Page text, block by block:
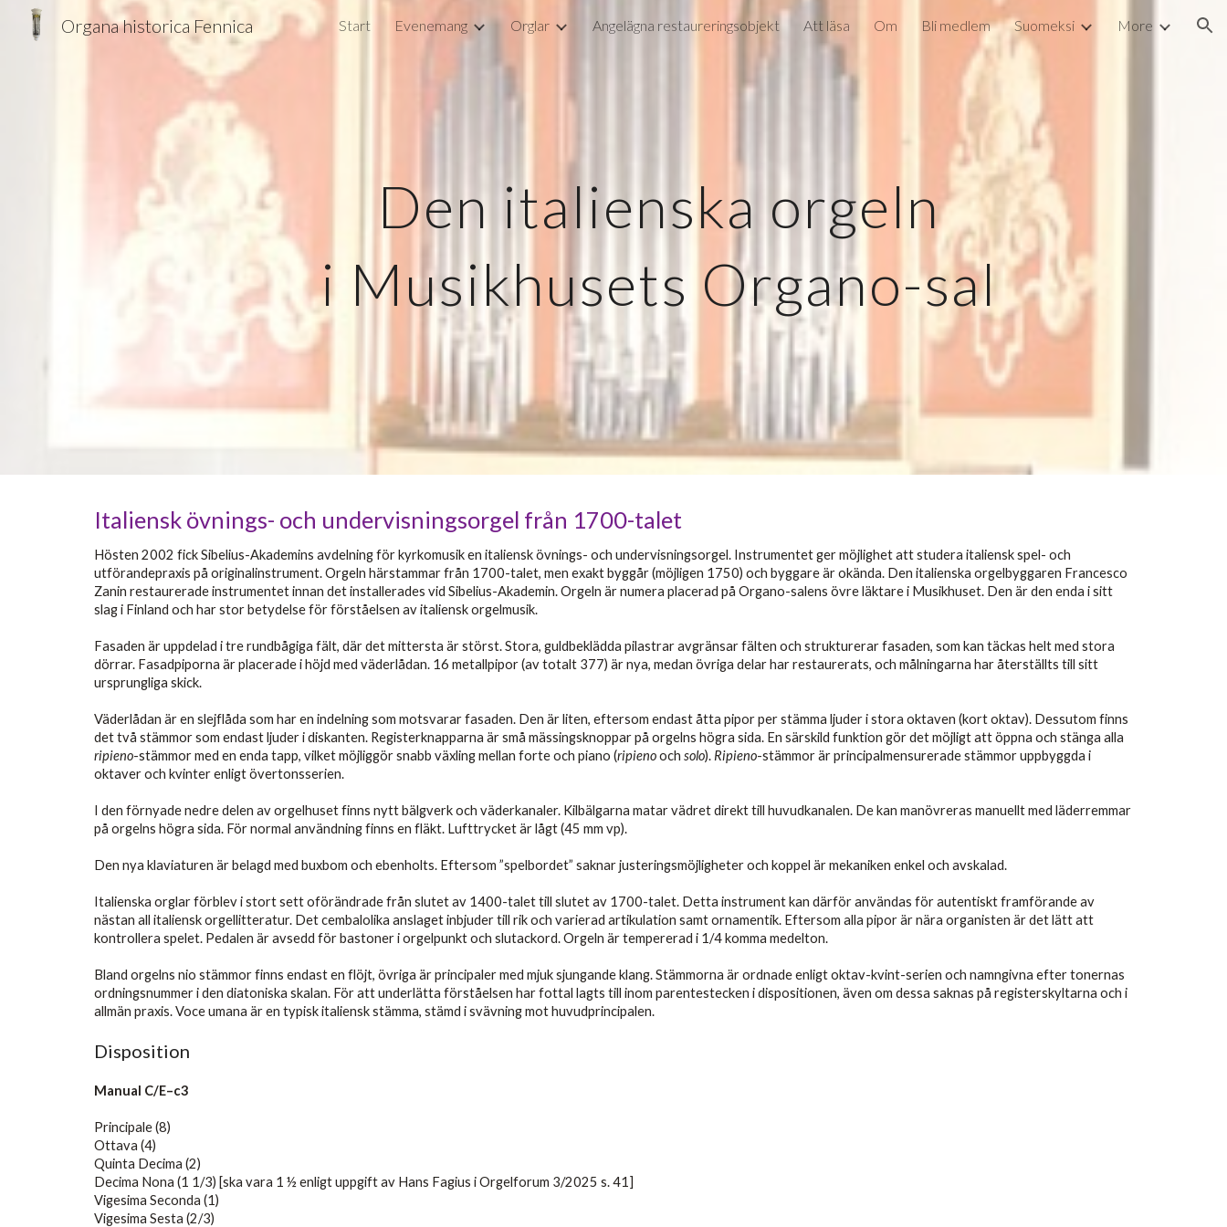
Skip to main content Skip to navigation
Organa historica Fennica Start Evenemang Orglar Angelägna restaureringsobjekt Att läsa Om Bli medlem Suomeksi More
Den italienska orgeln
i Musikhusets Organo-sal
Italiensk övnings- och undervisningsorgel från 1700-talet
Hösten 2002 fick Sibelius-Akademins avdelning för kyrkomusik en italiensk övnings- och undervisningsorgel. Instrumentet ger möjlighet att studera italiensk spel- och
utförandepraxis på originalinstrument. Orgeln härstammar från 1700-talet, men exakt byggår (möjligen 1750) och byggare är okända. Den italienska orgelbyggaren Francesco
Zanin restaurerade instrumentet innan det installerades vid Sibelius-Akademin. Orgeln är numera placerad på Organo-salens övre läktare i Musikhuset. Den är den enda i sitt
slag i Finland och har stor betydelse för förståelsen av italiensk orgelmusik.
Fasaden är uppdelad i tre rundbågiga fält, där det mittersta är störst. Stora, guldbeklädda pilastrar avgränsar fälten och strukturerar fasaden, som kan täckas helt med stora
dörrar. Fasadpiporna är placerade i höjd med väderlådan. 16 metallpipor (av totalt 377) är nya, medan övriga delar har restaurerats, och målningarna har återställts till sitt
ursprungliga skick.
Väderlådan är en slejflåda som har en indelning som motsvarar fasaden. Den är liten, eftersom endast åtta pipor per stämma ljuder i stora oktaven (kort oktav). Dessutom finns
det två stämmor som endast ljuder i diskanten. Registerknapparna är små mässingsknoppar på orgelns högra sida. En särskild funktion gör det möjligt att öppna och stänga alla
ripieno-stämmor med en enda tapp, vilket möjliggör snabb växling mellan forte och piano (ripienooch solo). Ripieno-stämmor är principalmensurerade stämmor uppbyggda i
oktaver och kvinter enligt övertonsserien.
I den förnyade nedre delen av orgelhuset finns nytt bälgverk och väderkanaler. Kilbälgarna matar vädret direkt till huvudkanalen. De kan manövreras manuellt med läderremmar
på orgelns högra sida. För normal användning finns en fläkt. Lufttrycket är lågt (45 mm vp).
Den nya klaviaturen är belagd med buxbom och ebenholts. Eftersom ”spelbordet” saknar justeringsmöjligheter och koppel är mekaniken enkel och avskalad.
Italienska orglar förblev i stort sett oförändrade från slutet av 1400-talet till slutet av 1700-talet. Detta instrument kan därför användas för autentiskt framförande av
nästan all italiensk orgellitteratur. Det cembalolika anslaget inbjuder till rik och varierad artikulation samt ornamentik. Eftersom alla pipor är nära organisten är det lätt att
kontrollera spelet. Pedalen är avsedd för bastoner i orgelpunkt och slutackord. Orgeln är tempererad i 1/4 komma medelton.
Bland orgelns nio stämmor finns endast en flöjt, övriga är principaler med mjuk sjungande klang. Stämmorna är ordnade enligt oktav-kvint-serien och namngivna efter tonernas
ordningsnummer i den diatoniska skalan. För att underlätta förståelsen har fottal lagts till inom parentestecken i dispositionen, även om dessa saknas på registerskyltarna och i
allmän praxis. Voce umana är en typisk italiensk stämma, stämd i svävning mot huvudprincipalen.
Disposition
Manual C/E–c3
Principale (8)
Ottava (4)
Quinta Decima (2)
Decima Nona (1 1/3) [ska vara 1 ½ enligt uppgift av Hans Fagius i Orgelforum 3/2025 s. 41]
Vigesima Seconda (1)
Vigesima Sesta (2/3)